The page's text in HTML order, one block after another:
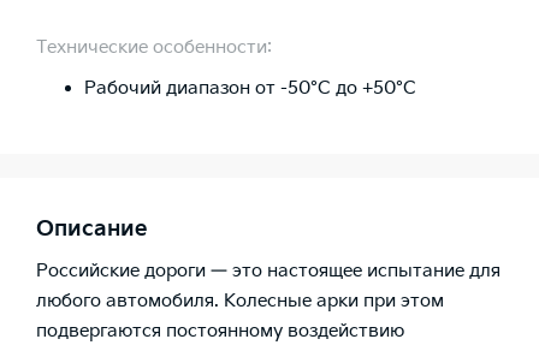
Технические особенности:
Рабочий диапазон от -50°C до +50°C
Описание
Российские дороги — это настоящее испытание для
любого автомобиля. Колесные арки при этом
подвергаются постоянному воздействию